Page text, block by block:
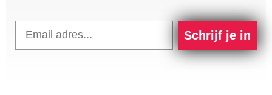
Schrijf je in